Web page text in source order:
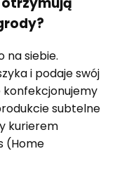
na siebie.
i podaje swój
subtelne
kurierem
(Home